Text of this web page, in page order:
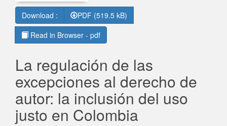
Download :
PDF (519.5 kB)
Read in Browser - pdf
La regulación de las
excepciones al derecho de
autor: la inclusión del uso
justo en Colombia